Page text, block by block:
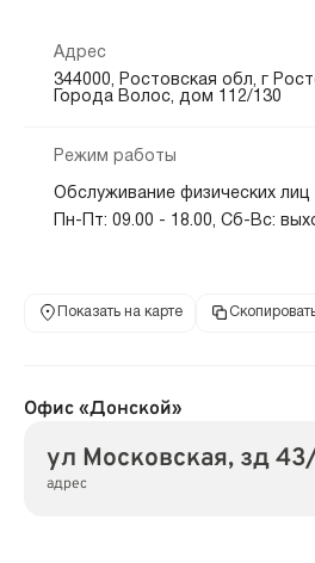
Адрес
344000, Ростовская обл, г
Города Волос, дом 112/130
Режим работы
Обслуживание физических лиц
Пн-Пт: 09.00 - 18.00, Сб-Вс:
Показать на карте
Офис «Донской»
ул Московская, зд
адрес